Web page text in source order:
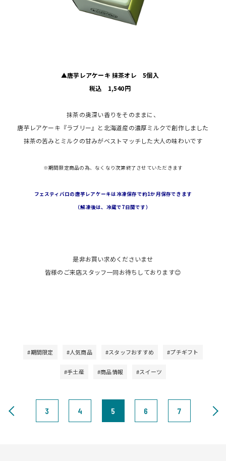
▲唐芋レアケーキ 抹茶オレ 5個入
税込 1,540円
抹茶の奥深い香りをそのままに、
唐芋レアケーキ『ラブリー』と北海道産の濃厚ミルクで創作しました
抹茶の苦みとミルクの甘みがベストマッチした大人の味わいです
※期間限定商品の為、なくなり次第終了させていただきます
フェスティバロの唐芋レアケーキは冷凍保存で約1か月保存できます
（解凍後は、冷蔵で7日間です）
是非お買い求めくださいませ
皆様のご来店スタッフ一同お待ちしております😊
#期間限定 #人気商品 #スタッフおすすめ #プチギフト
#手土産 #商品情報 #スイーツ
3 4 5 6 7